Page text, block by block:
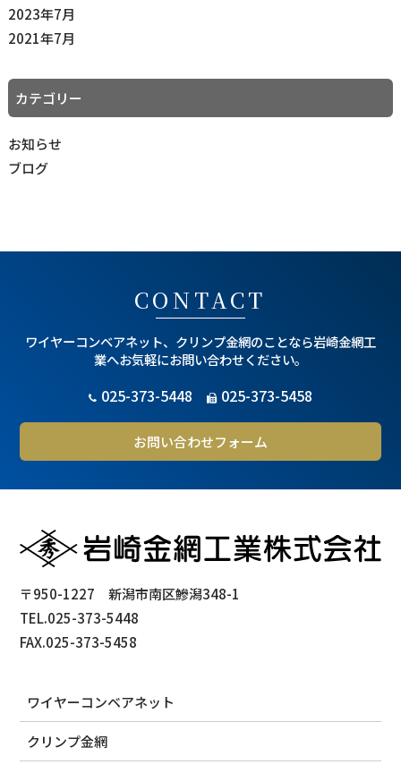
2023年7月
2021年7月
カテゴリー
お知らせ
ブログ
CONTACT
ワイヤーコンベアネット、クリンプ金網のことなら岩崎金網工
業へお気軽にお問い合わせください。
025-373-5448 025-373-5458
お問い合わせフォーム
〒950-1227 新潟市南区鰺潟348-1
TEL.025-373-5448
FAX.025-373-5458
ワイヤーコンベアネット
クリンプ金網